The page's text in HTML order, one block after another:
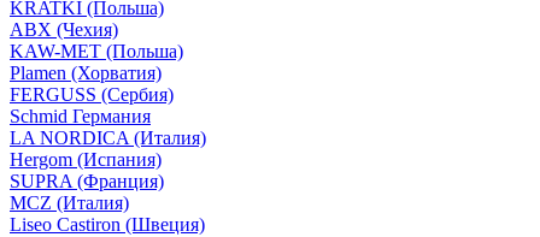
KRATKI (Польша)
ABX (Чехия)
KAW-MET (Польша)
Plamen (Хорватия)
FERGUSS (Сербия)
Schmid Германия
LA NORDICA (Италия)
Hergom (Испания)
SUPRA (Франция)
MCZ (Италия)
Liseo Castiron (Швеция)